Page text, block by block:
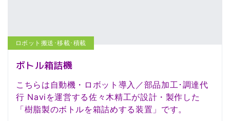
ロボット搬送･移載･積載
ボトル箱詰機
こちらは自動機・ロボット導入／部品加工･調達代
行 Naviを運営する佐々木精工が設計・製作した
「樹脂製のボトルを箱詰めする装置」です。